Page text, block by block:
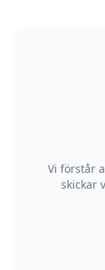
Vi förstår
skickar